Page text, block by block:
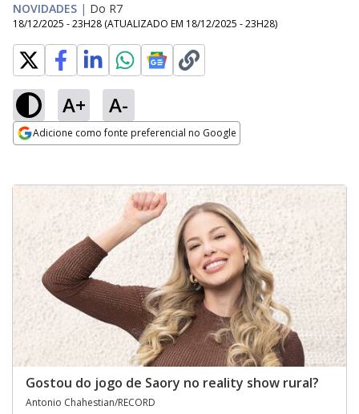
NOVIDADES | Do R7
18/12/2025 - 23H28 (ATUALIZADO EM 18/12/2025 - 23H28)
A+ A-
Adicione como fonte preferencial no Google
Gostou do jogo de Saory no reality show rural?
Antonio Chahestian/RECORD